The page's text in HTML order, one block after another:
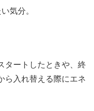
気分。
タートしたときや、終
ら入れ替える際にエネ